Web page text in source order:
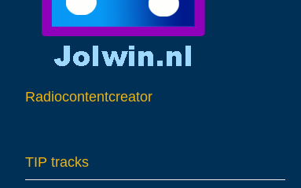
Radiocontentcreator
TIP tracks